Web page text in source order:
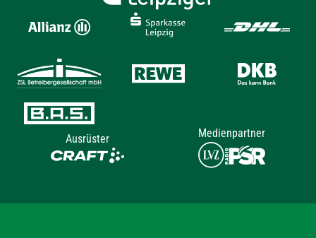
Ausrüster Medienpartner